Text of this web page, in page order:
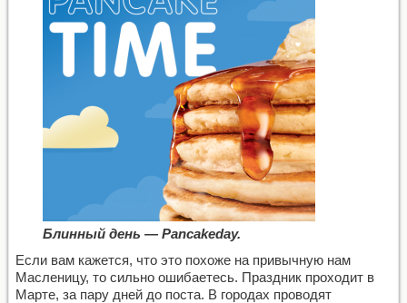
Блинный день — Pancakeday.
Если вам кажется, что это похоже на привычную нам
Масленицу, то сильно ошибаетесь. Праздник проходит в
Марте, за пару дней до поста. В городах проводят